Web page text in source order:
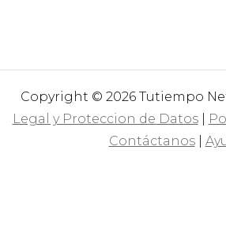
Copyright © 2026 Tutiempo
Legal y Proteccion de Datos|
Contáctanos|